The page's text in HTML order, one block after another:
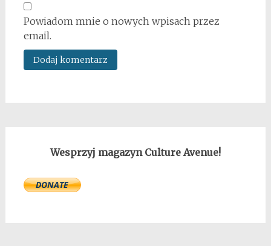
Powiadom mnie o nowych wpisach przez
email.
Wesprzyj magazyn Culture Avenue!